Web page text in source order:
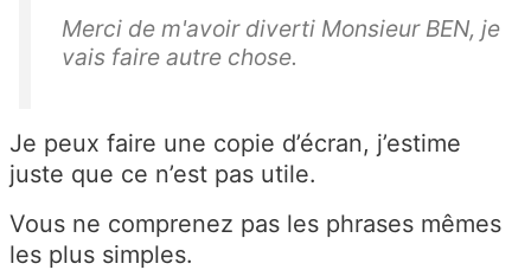
Merci de m'avoir diverti Monsieur BEN, je
vais faire autre chose.
Je peux faire une copie d’écran, j’estime
juste que ce n’est pas utile.
Vous ne comprenez pas les phrases mêmes
les plus simples.